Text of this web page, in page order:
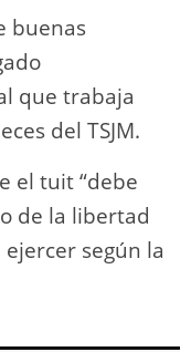
buenas
que trabaja
del TSJM.
el tuit “debe
de la libertad
según la